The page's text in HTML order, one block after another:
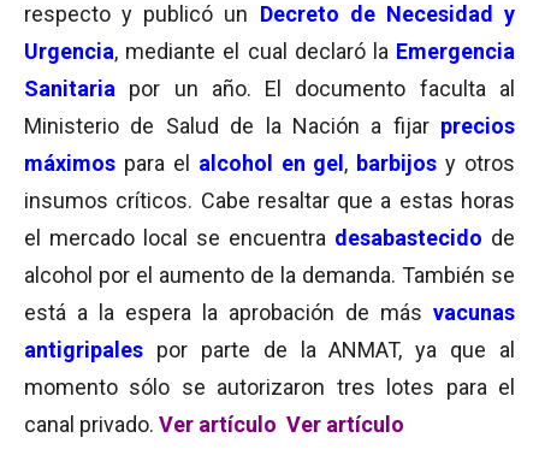
respecto y publicó un Decreto de Necesidad y
Urgencia, mediante el cual declaró la Emergencia
Sanitaria por un año. El documento faculta al
Ministerio de Salud de la Nación a fijar precios
máximos para el alcohol en gel , barbijos y otros
insumos críticos. Cabe resaltar que a estas horas
el mercado local se encuentra desabastecido de
alcohol por el aumento de la demanda. También se
está a la espera la aprobación de más vacunas
antigripales por parte de la ANMAT, ya que al
momento sólo se autorizaron tres lotes para el
canal privado. Ver artículo Ver artículo